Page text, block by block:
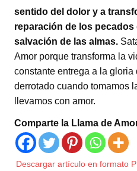
sentido del dolor y a
reparación de los pecados
salvación de las almas.
Amor porque transforma la
constante entrega a la
derrotado cuando tomamos
llevamos con amor.
Comparte la Llama de
Descargar artículo en formato